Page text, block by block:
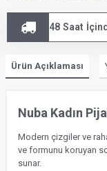
48 Saat
Ürün Açıklaması
Nuba Kadın
Modern çizgiler ve
ve formunu koruyan
sunar.